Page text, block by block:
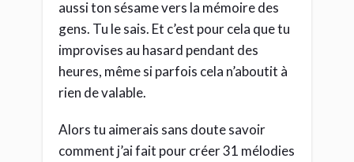
aussi ton sésame vers la mémoire des
gens. Tu le sais. Et c’est pour cela que tu
improvises au hasard pendant des
heures, même si parfois cela n’aboutit à
rien de valable.
Alors tu aimerais sans doute savoir
comment j’ai fait pour créer 31 mélodies